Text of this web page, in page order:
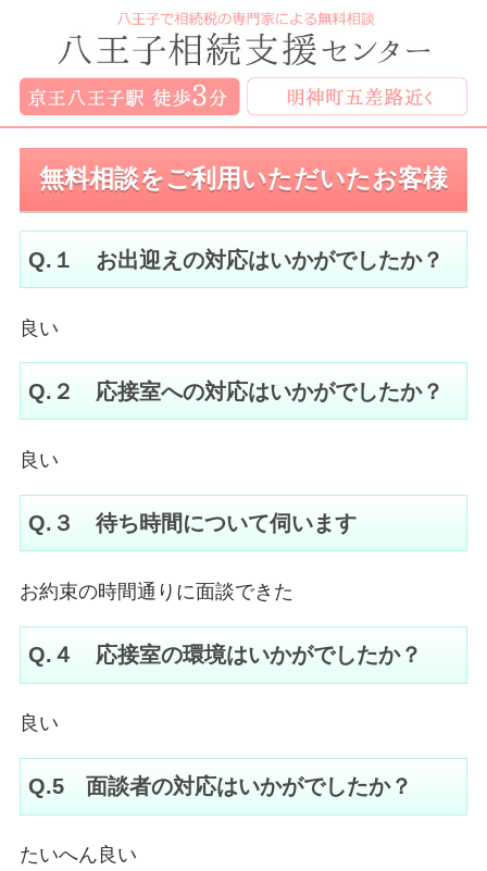
無料相談をご利用いただいたお客様
Q.１ お出迎えの対応はいかがでしたか？
良い
Q.２ 応接室への対応はいかがでしたか？
良い
Q.３ 待ち時間について伺います
お約束の時間通りに面談できた
Q.４ 応接室の環境はいかがでしたか？
良い
Q.5 面談者の対応はいかがでしたか？
たいへん良い